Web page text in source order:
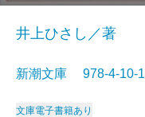
井上ひさし／著
新潮文庫 978-4-
文庫電子書籍あり